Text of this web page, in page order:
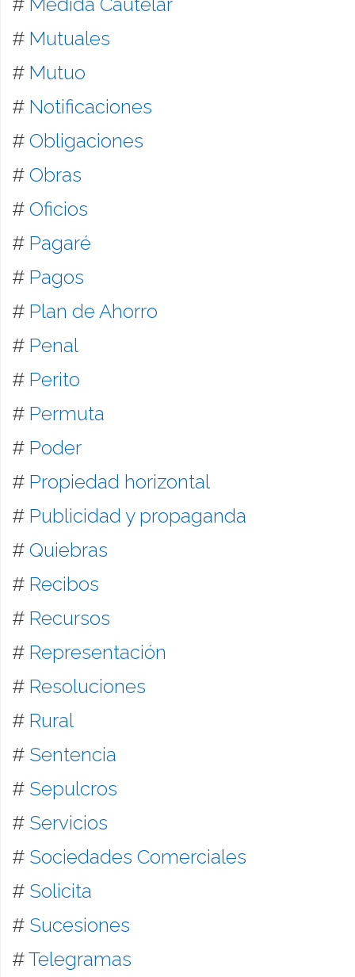
# Mutuales
# Mutuo
# Notificaciones
# Obligaciones
# Obras
# Oficios
# Pagaré
# Pagos
# Plan de Ahorro
# Penal
# Perito
# Permuta
# Poder
# Propiedad horizontal
# Publicidad y propaganda
# Quiebras
# Recibos
# Recursos
# Representación
# Resoluciones
# Rural
# Sentencia
# Sepulcros
# Servicios
# Sociedades Comerciales
# Solicita
# Sucesiones
#Telegramas